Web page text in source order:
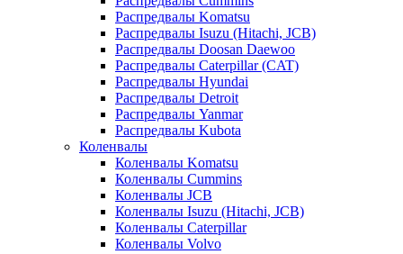
Распредвалы Komatsu
Распредвалы Isuzu (Hitachi, JCB)
Распредвалы Doosan Daewoo
Распредвалы Caterpillar (CAT)
Распредвалы Hyundai
Распредвалы Detroit
Распредвалы Yanmar
Распредвалы Kubota
Коленвалы
Коленвалы Komatsu
Коленвалы Cummins
Коленвалы JCB
Коленвалы Isuzu (Hitachi, JCB)
Коленвалы Caterpillar
Коленвалы Volvo